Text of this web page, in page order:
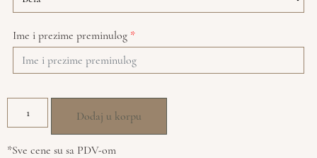
Ime i prezime preminulog *
Dodaj u korpu
*Sve cene su sa PDV-om